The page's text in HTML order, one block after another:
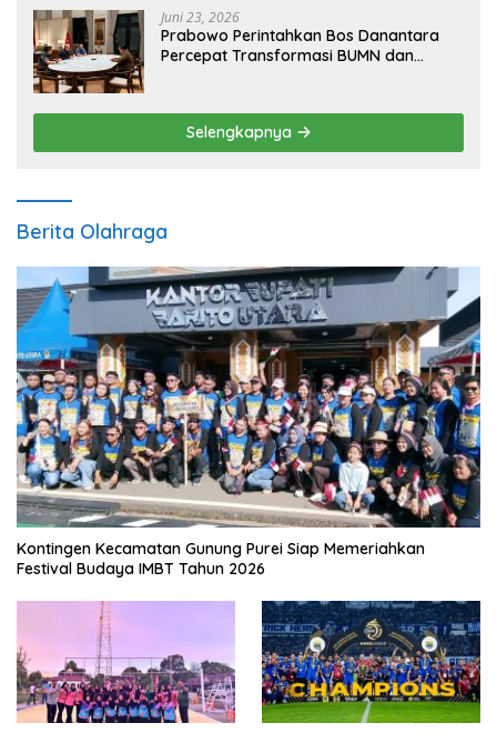
Juni 23, 2026
Prabowo Perintahkan Bos Danantara
Percepat Transformasi BUMN dan
Selengkapnya
Berita Olahraga
Kontingen Kecamatan Gunung Purei Siap Memeriahkan
Festival Budaya IMBT Tahun 2026